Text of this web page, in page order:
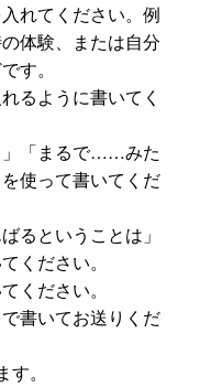
れてください。例
体験、または自分
す。
るように書いてく
「まるで……みた
使って書いてくだ
るということは」
ください。
ください。
書いてお送りくだ
。